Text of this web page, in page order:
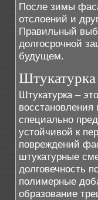
После зимы
отслоений и
Правильный
долгосрочной
будущем.
Штукатурка
Штукатурка –
специально
устойчивой к
повреждений
штукатурные
долговечность
полимерные
образование